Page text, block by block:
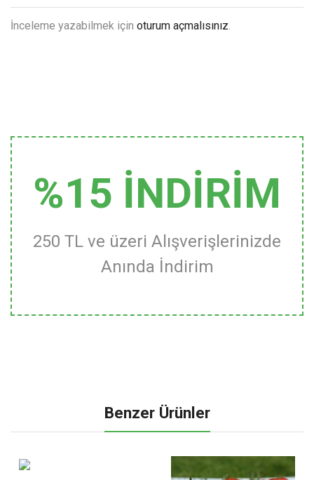
İnceleme yazabilmek için oturum açmalısınız.
%15 İNDİRİM
250 TL ve üzeri Alışverişlerinizde
Anında İndirim
Benzer Ürünler